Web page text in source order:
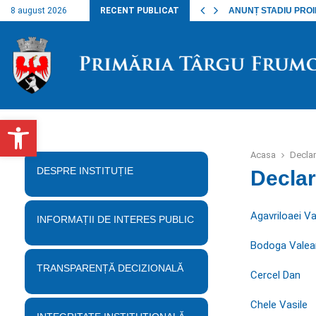
Deschide bara de unelte
8 august 2026 RECENT PUBLICAT
lucrărilor… ANUNȚ STADIU
Acasa
Agavriloaei
Bodoga
Cercel Dan
Chele Vasile
DESPRE INSTITUȚIE
INFORMAȚII DE INTERES PUBLIC
TRANSPARENȚĂ DECIZIONALĂ